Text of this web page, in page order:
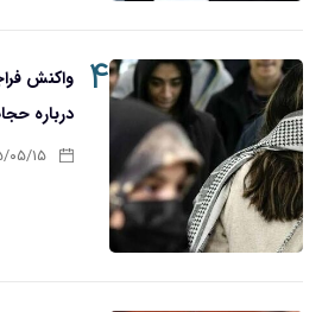
۴ واکنش فراجا به ویدئوهای جنجالی
درباره حجاب
۱۴۰۵/۰۵/۱۵ ۲۱:۴۸